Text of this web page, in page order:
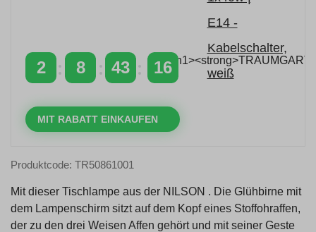
2 8 43 16
MIT RABATT EINKAUFEN
Produktcode: TR50861001
Mit dieser Tischlampe aus der NILSON . Die Glühbirne mit
dem Lampenschirm sitzt auf dem Kopf eines Stoffohraffen,
der zu den drei Weisen Affen gehört und mit seiner Geste